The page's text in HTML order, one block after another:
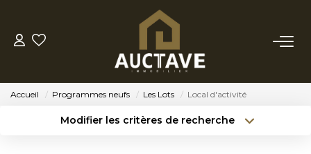
ACHETER
Accueil Programmes neufs Les Lots Local d'activité
Modifier les critères de recherche